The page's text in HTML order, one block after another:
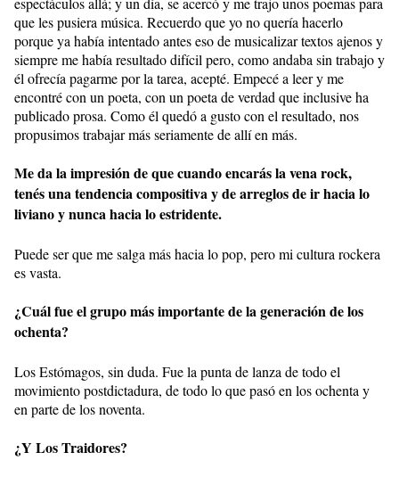
que les pusiera música. Recuerdo que yo no quería hacerlo
porque ya había intentado antes eso de musicalizar textos ajenos y
siempre me había resultado difícil pero, como andaba sin trabajo y
él ofrecía pagarme por la tarea, acepté. Empecé a leer y me
encontré con un poeta, con un poeta de verdad que inclusive ha
publicado prosa. Como él quedó a gusto con el resultado, nos
propusimos trabajar más seriamente de allí en más.
Me da la impresión de que cuando encarás la vena rock,
tenés una tendencia compositiva y de arreglos de ir hacia lo
liviano y nunca hacia lo estridente.
Puede ser que me salga más hacia lo pop, pero mi cultura rockera
es vasta.
¿Cuál fue el grupo más importante de la generación de los
ochenta?
Los Estómagos, sin duda. Fue la punta de lanza de todo el
movimiento postdictadura, de todo lo que pasó en los ochenta y
en parte de los noventa.
¿Y Los Traidores?